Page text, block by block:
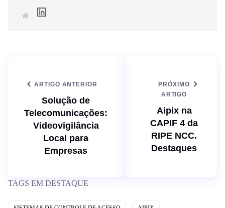
ARTIGO ANTERIOR
Solução de
Telecomunicações:
Videovigilância
Local para
Empresas
PRÓXIMO
ARTIGO
Aipix na
CAPIF 4 da
RIPE NCC.
Destaques
TAGS EM DESTAQUE